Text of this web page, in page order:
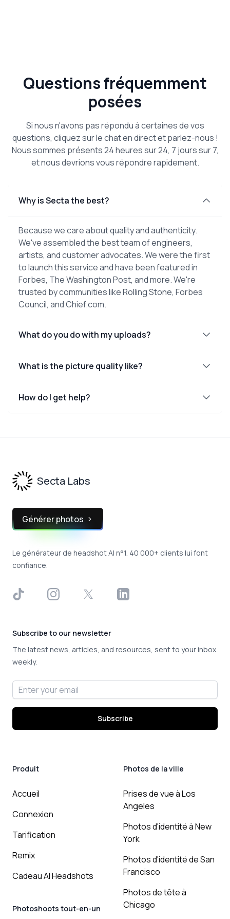
Questions fréquemment
posées
Si nous n'avons pas répondu à certaines de vos
questions, cliquez sur le chat en direct et parlez-nous !
Nous sommes présents 24 heures sur 24, 7 jours sur 7,
et nous devrions vous répondre rapidement.
Why is Secta the best?
Because we care about quality and authenticity.
We've assembled the best team of engineers,
artists, and customer advocates. We were the first
to launch this service and have been featured in
Forbes, The Washington Post, and more. We're
trusted by communities like Rolling Stone, Forbes
Council, and Chief.com.
What do you do with my uploads?
What is the picture quality like?
How do I get help?
Secta Labs
Générer photos
Le générateur de headshot AI n°1. 40 000+ clients lui font
confiance.
TikTok InstagramX LinkedIn
Subscribe to our newsletter
The latest news, articles, and resources, sent to your inbox
weekly.
Email address
Subscribe
Produit
Accueil
Connexion
Tarification
Remix
Cadeau AI Headshots
Photoshoots tout-en-un
Photos de la ville
Prises de vue à Los
Angeles
Photos d'identité à New
York
Photos d'identité de San
Francisco
Photos de tête à
Chicago